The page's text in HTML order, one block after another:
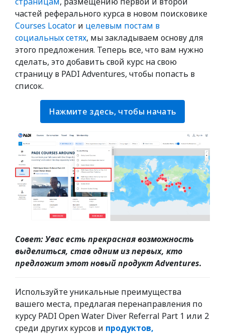
частей реферального курса в новом поисковике
Courses Locator и целевым постам в
социальных сетях, мы закладываем основу для
этого предложения. Теперь все, что вам нужно
сделать, это добавить свой курс на свою
страницу в PADI Adventures, чтобы попасть в
список.
Нажмите здесь, чтобы начать
Совет:Увас есть прекрасная возможность
выделиться, став одним из первых, кто
предложит этот новый продукт Adventures.
Используйте уникальные преимущества
вашего места, предлагая перенаправления по
курсу PADI Open Water Diver Referral Part 1 или 2
среди других курсов и продуктов,